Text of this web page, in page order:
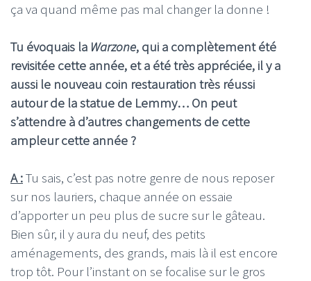
ça va quand même pas mal changer la donne !
Tu évoquais la Warzone, qui a complètement été
revisitée cette année, et a été très appréciée, il y a
aussi le nouveau coin restauration très réussi
autour de la statue de Lemmy… On peut
s’attendre à d’autres changements de cette
ampleur cette année ?
A :Tu sais, c’est pas notre genre de nous reposer
sur nos lauriers, chaque année on essaie
d’apporter un peu plus de sucre sur le gâteau.
Bien sûr, il y aura du neuf, des petits
aménagements, des grands, mais là il est encore
trop tôt. Pour l’instant on se focalise sur le gros